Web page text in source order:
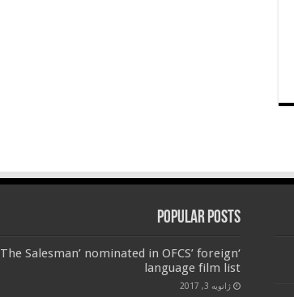
Popular Posts
‘The Salesman’ nominated in OFCS’ foreign
language film list
ژانویه 3, 2017